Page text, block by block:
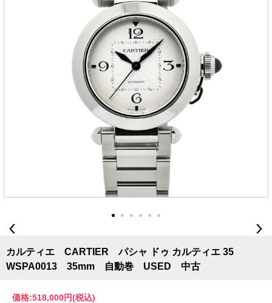
カルティエ CARTIER パシャ ドゥ カルティエ 35
WSPA0013 35mm 自動巻 USED 中古
価格:518,000円(税込)